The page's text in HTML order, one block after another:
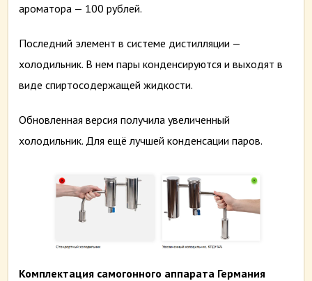
ароматора — 100 рублей.
Последний элемент в системе дистилляции —
холодильник. В нем пары конденсируются и выходят в
виде спиртосодержащей жидкости.
Обновленная версия получила увеличенный
холодильник. Для ещё лучшей конденсации паров.
Комплектация самогонного аппарата Германия